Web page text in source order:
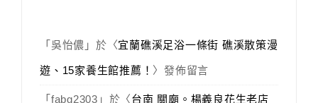
「 吳怡儂 」於〈宜蘭礁溪足浴一條街 礁溪散策漫
遊、15家養生館推薦！ 〉發佈留言
「 fabg2303 」於〈台南 關廟。楊義良花生老店